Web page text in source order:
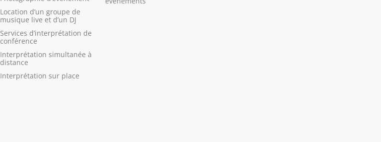
Location d’un groupe de
musique live et d’un DJ
Services d’interprétation de
conférence
Interprétation simultanée à
distance
Interprétation sur place